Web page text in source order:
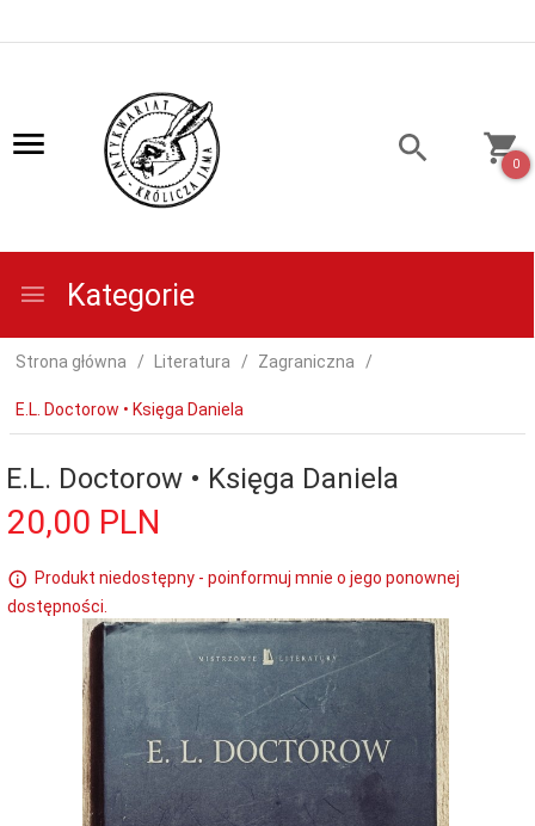
0
Kategorie
Strona główna Literatura Zagraniczna
E.L. Doctorow • Księga Daniela
E.L. Doctorow • Księga Daniela
20,00 PLN
Produkt niedostępny - poinformuj mnie o jego ponownej
dostępności.